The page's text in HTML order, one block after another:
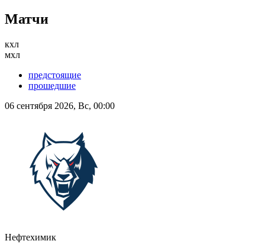
Матчи
кхл
мхл
предстоящие
прошедшие
06 сентября 2026, Вс, 00:00
Нефтехимик